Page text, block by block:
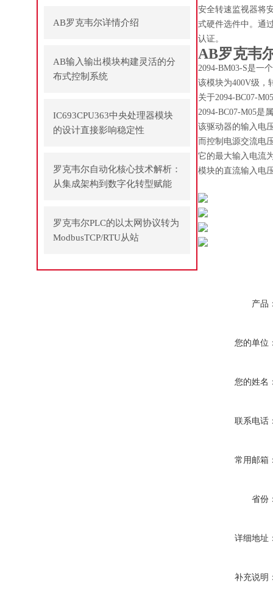
AB罗克韦尔详情介绍
AB输入输出模块构建灵活的分
布式控制系统
IC693CPU363中央处理器模块
的设计直接影响稳定性
罗克韦尔自动化核心技术解析：
从集成架构到数字化转型赋能
罗克韦尔PLC的以太网协议转为
ModbusTCP/RTU从站
安全转速监视器将
式硬件选件中。通
认证。
AB罗克韦
2094-BM03-S是一
该模块为400V级，
关于2094-BC07-M05
2094-BC07-M05是
该驱动器的输入电
而控制电源交流电
它的最大输入电流
模块的直流输入电
产品
您的单位
您的姓名
联系电话
常用邮箱
省份
详细地址
补充说明